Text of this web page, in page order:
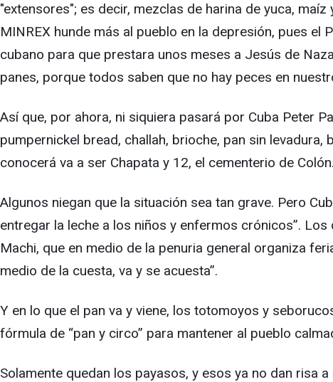
"extensores"; es decir, mezclas de harina de yuca,
MINREX hunde más al pueblo en la depresión, pues
cubano para que prestara unos meses a Jesús de
panes, porque todos saben que no hay peces en
Así que, por ahora, ni siquiera pasará por Cuba Peter
pumpernickel bread, challah, brioche, pan sin
conocerá va a ser Chapata y 12, el cementerio de Colón.
Algunos niegan que la situación sea tan grave. Pero
entregar la leche a los niños y enfermos crónicos”.
Machi, que en medio de la penuria general organiza
medio de la cuesta, va y se acuesta”.
Y en lo que el pan va y viene, los totomoyos y
fórmula de “pan y circo” para mantener al pueblo
Solamente quedan los payasos, y esos ya no dan risa a